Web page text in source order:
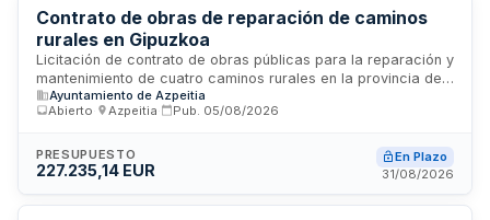
Contrato de obras de reparación de caminos
rurales en Gipuzkoa
Licitación de contrato de obras públicas para la reparación y
mantenimiento de cuatro caminos rurales en la provincia de
Gipuzkoa: Badiolatxo-Orandagoikoa, Txarabarrena-Elosua,
Arriaga-Arriagagain y Urasandi Berri-Oielantzun. Las obras
técnicas y memoria del proyecto aprobado, incluyendo
todos los trabajos necesarios para restaurar la funcionalidad
Ayuntamiento de Azpeitia
Abierto
Azpeitia Pub. 05/08/2026
PRESUPUESTO
227.235,14 EUR
En Plazo
31/08/2026